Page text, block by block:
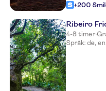
Sentido Galosol
Orca Praia
The Residence Porto
Castanheiro Boutique
Imperatriz Aparthotel
+200
Ribeiro
4-8 timer·
Språk: de,